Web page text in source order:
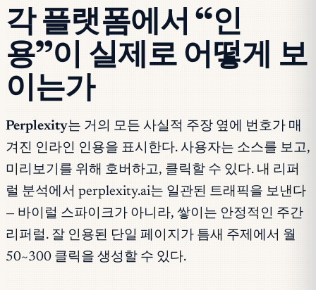
각 플랫폼에서 “인
용”이 실제로 어떻게 보
이는가
Perplexity는 거의 모든 사실적 주장 옆에 번호가 매
겨진 인라인 인용을 표시한다. 사용자는 소스를 보고,
미리보기를 위해 호버하고, 클릭할 수 있다. 내 리퍼
럴 분석에서 perplexity.ai는 일관된 트래픽을 보낸다
— 바이럴 스파이크가 아니라, 쌓이는 안정적인 주간
리퍼럴. 잘 인용된 단일 페이지가 틈새 주제에서 월
50~300 클릭을 생성할 수 있다.